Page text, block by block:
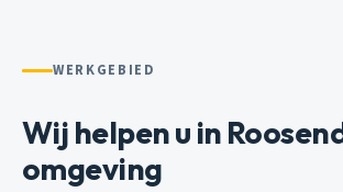
WERKGEBIED
Wij helpen u in
omgeving